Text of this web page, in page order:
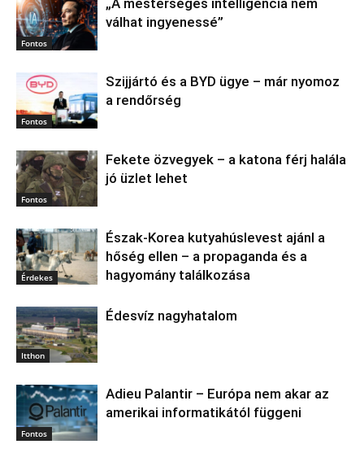
Fontos
„A mesterséges intelligencia nem
válhat ingyenessé”
Fontos
Szijjártó és a BYD ügye – már nyomoz
a rendőrség
Fontos
Fekete özvegyek – a katona férj halála
jó üzlet lehet
Érdekes
Észak‑Korea kutyahúslevest ajánl a
hőség ellen – a propaganda és a
hagyomány találkozása
Itthon
Édesvíz nagyhatalom
Fontos
Adieu Palantir – Európa nem akar az
amerikai informatikától függeni